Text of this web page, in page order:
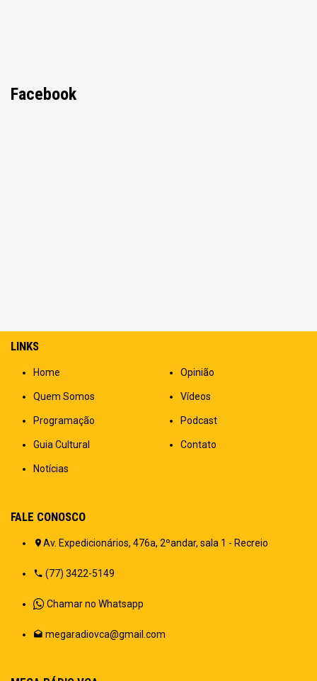
Facebook
LINKS
Home
Quem Somos
Programação
Guia Cultural
Notícias
Opinião
Vídeos
Podcast
Contato
FALE CONOSCO
Av. Expedicionários, 476a, 2ºandar, sala 1 - Recreio
(77) 3422-5149
Chamar no Whatsapp
megaradiovca@gmail.com